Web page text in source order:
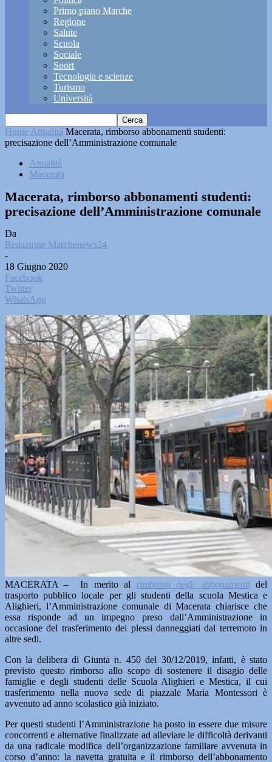
Primo piano Marche
Regione
Salute
Scuola
Sociale
Sport
Tecnologia e scienze
Turismo
Università
Home Attualità Macerata, rimborso abbonamenti studenti:
precisazione dell’Amministrazione comunale
Attualità
Macerata
Macerata, rimborso abbonamenti studenti:
precisazione dell’Amministrazione comunale
Da
Redazione Marchenews24
-
18 Giugno 2020
Facebook
Twitter
WhatsApp
MACERATA – In merito al rimborso degli abbonamenti del
trasporto pubblico locale per gli studenti della scuola Mestica e
Alighieri, l’Amministrazione comunale di Macerata chiarisce che
essa risponde ad un impegno preso dall’Amministrazione in
occasione del trasferimento dei plessi danneggiati dal terremoto in
altre sedi.
Con la delibera di Giunta n. 450 del 30/12/2019, infatti, è stato
previsto questo rimborso allo scopo di sostenere il disagio delle
famiglie e degli studenti delle Scuola Alighieri e Mestica, il cui
trasferimento nella nuova sede di piazzale Maria Montessori è
avvenuto ad anno scolastico già iniziato.
Per questi studenti l’Amministrazione ha posto in essere due misure
concorrenti e alternative finalizzate ad alleviare le difficoltà derivanti
da una radicale modifica dell’organizzazione familiare avvenuta in
corso d’anno: la navetta gratuita e il rimborso dell’abbonamento